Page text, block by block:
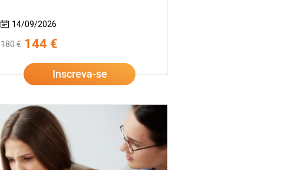
14/09/2026
180 € 144 €
Inscreva-se